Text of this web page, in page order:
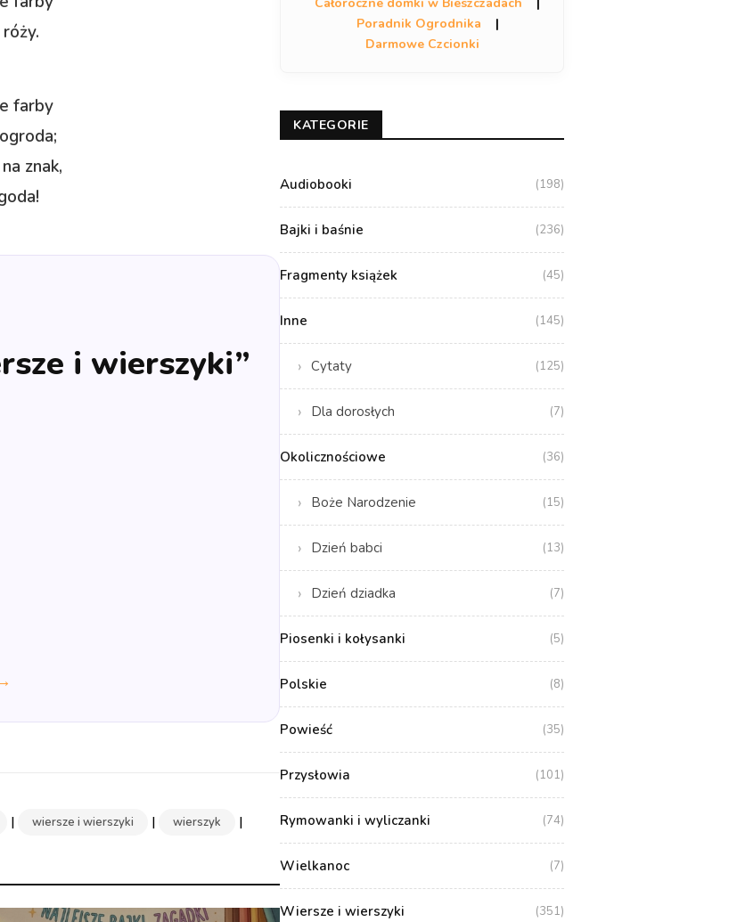
farby
znak,
i wierszyki”
| wiersze i wierszyki | wierszyk |
Poradnik Ogrodnika
|
Darmowe Czcionki
KATEGORIE
Audiobooki (198)
Bajki i baśnie (236)
Fragmenty książek (45)
Inne (145)
Cytaty (125)
Dla dorosłych (7)
Okolicznościowe (36)
Boże Narodzenie (15)
Dzień babci (13)
Dzień dziadka (7)
Piosenki i kołysanki (5)
Polskie (8)
Powieść (35)
Przysłowia (101)
Rymowanki i wyliczanki (74)
Wielkanoc (7)
Wiersze i wierszyki (351)